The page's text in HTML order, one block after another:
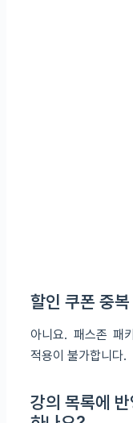
할인 쿠폰 중
아니요. 패스존 패
적용이 불가합니다.
강의 목록에